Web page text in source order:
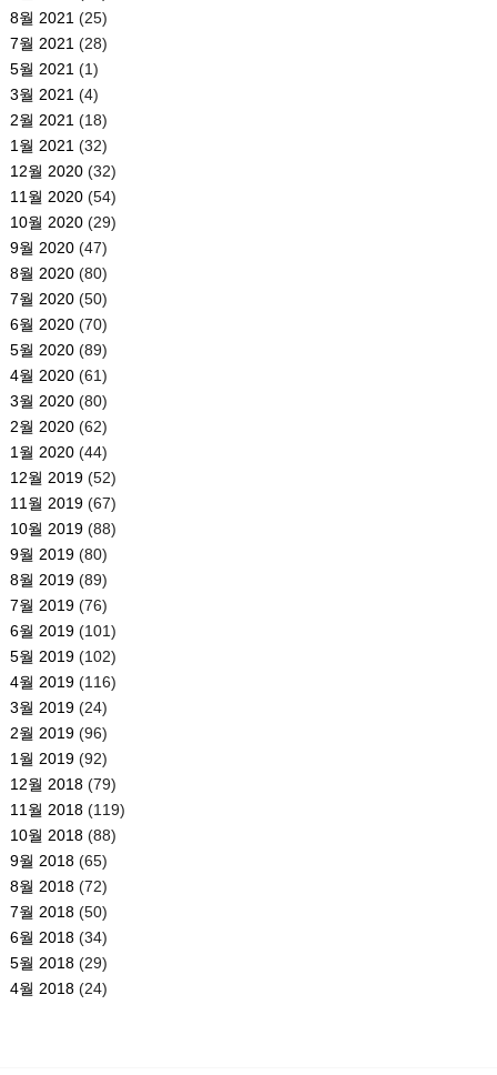
8월 2021 (25)
7월 2021 (28)
5월 2021 (1)
3월 2021 (4)
2월 2021 (18)
1월 2021 (32)
12월 2020(32)
11월 2020(54)
10월 2020(29)
9월 2020(47)
8월 2020(80)
7월 2020(50)
6월 2020(70)
5월 2020(89)
4월 2020(61)
3월 2020(80)
2월 2020(62)
1월 2020(44)
12월 2019(52)
11월 2019(67)
10월 2019(88)
9월 2019(80)
8월 2019(89)
7월 2019(76)
6월 2019(101)
5월 2019(102)
4월 2019(116)
3월 2019(24)
2월 2019(96)
1월 2019(92)
12월 2018(79)
11월 2018(119)
10월 2018(88)
9월 2018(65)
8월 2018(72)
7월 2018(50)
6월 2018(34)
5월 2018(29)
4월 2018(24)